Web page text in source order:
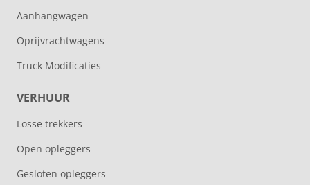
Aanhangwagen
Oprijvrachtwagens
Truck Modificaties
VERHUUR
Losse trekkers
Open opleggers
Gesloten opleggers